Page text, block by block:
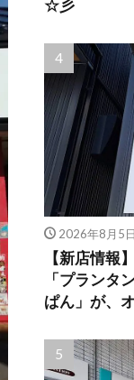
☆彡
2026年8月5日
【新店情報
「プランタ
ぱん」が、